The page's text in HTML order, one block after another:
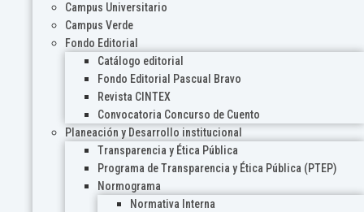
Campus Universitario
Campus Verde
Fondo Editorial
Catálogo editorial
Fondo Editorial Pascual Bravo
Revista CINTEX
Convocatoria Concurso de Cuento
Planeación y Desarrollo institucional
Transparencia y Ética Pública
Programa de Transparencia y Ética Pública (PTEP)
Normograma
Normativa Interna